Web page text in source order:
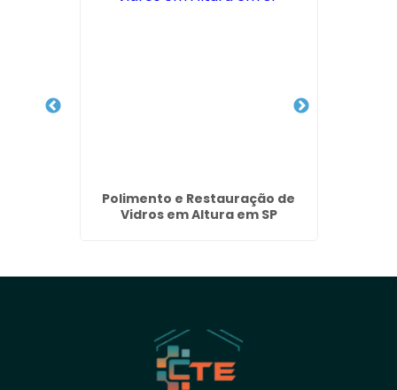
Polimento e Restauração de
Vidros em Altura em SP